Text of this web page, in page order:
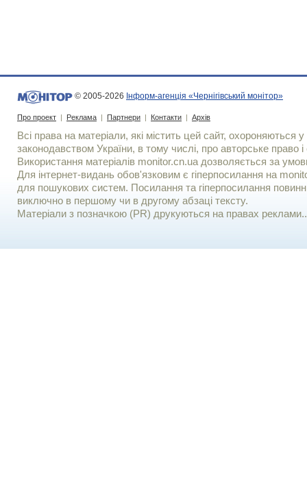
© 2005-2026 Інформ-агенція «Чернігівський монітор»
Про проект | Реклама | Партнери | Контакти | Архів
Всі права на матеріали, які містить цей сайт, охороняються у
законодавством України, в тому числі, про авторське право і
Використання матерiалiв monitor.cn.ua дозволяється за
Для iнтернет-видань обов'язковим є гiперпосилання на
для пошукових систем. Посилання та гіперпосилання
виключно в першому чи в другому абзаці тексту.
Матеріали з позначкою (PR) друкуються на правах реклами..